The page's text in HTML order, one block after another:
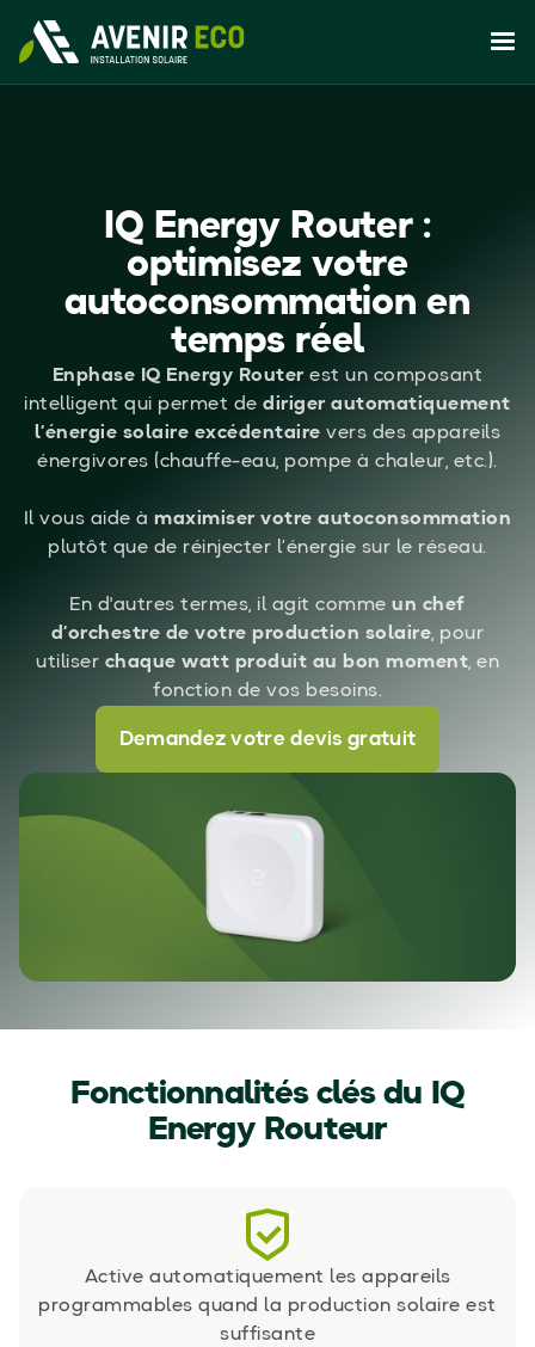
IQ Energy Router :
optimisez votre
autoconsommation en
temps réel
Enphase IQ Energy Router est un composant
intelligent qui permet dediriger automatiquement
l’énergie solaire excédentaire vers des appareils
énergivores (chauffe-eau, pompe à chaleur, etc.).
Il vous aide àmaximiser votre autoconsommation
plutôt que de réinjecter l’énergie sur le réseau.
En d'autres termes, il agit commeun chef
d’orchestre de votre production solaire, pour
utiliser chaque watt produit au bon moment, en
fonction de vos besoins.
Demandez votre devis gratuit
Fonctionnalités clés du IQ
Energy Routeur
Active automatiquement les appareils
programmables quand la production solaire est
suffisante